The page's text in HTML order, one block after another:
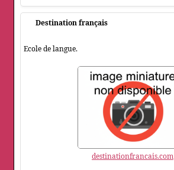
Destination français
Ecole de langue.
destinationfrancais.com